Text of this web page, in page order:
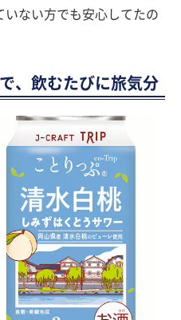
ない方でも安心してたの
、飲むたびに旅気分